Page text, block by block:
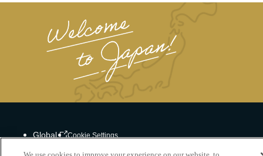
Global Cookie Settings